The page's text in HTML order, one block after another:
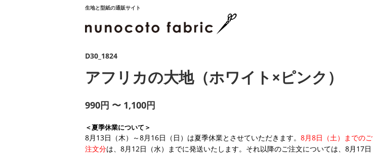
生地と型紙の通販サイト
D30_1824
アフリカの大地（ホワイト×ピンク）
990円 〜 1,100円
＜夏季休業について＞
8月13日（木）～8月16日（日）は夏季休業とさせていただきます。 8月8日（土）までのご
注文分は、8月12日（水）までに発送いたします。それ以降のご注文については、8月17日